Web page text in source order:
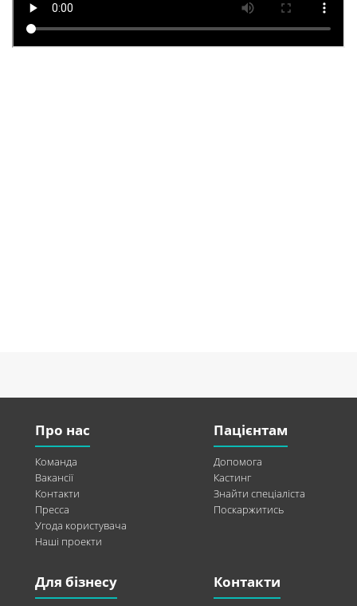
Про нас
Команда
Вакансії
Контакти
Пресса
Угода користувача
Наші проекти
Пацієнтам
Допомога
Кастинг
Знайти спеціаліста
Поскаржитись
Для бізнесу Контакти